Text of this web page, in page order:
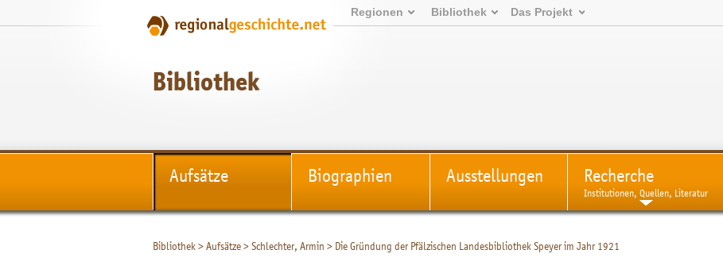
Regionen Bibliothek Das Projekt
Bibliothek
Aufsätze Biographien Ausstellungen Recherche
Institutionen, Quellen, Literatur
Bibliothek>Aufsätze>Schlechter, Armin > Die Gründung der Pfälzischen Landesbibliothek Speyer im Jahr 1921